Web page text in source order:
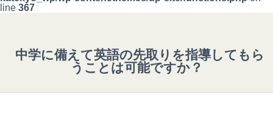
line 367
中学に備えて英語の先取りを指導してもら
うことは可能ですか？